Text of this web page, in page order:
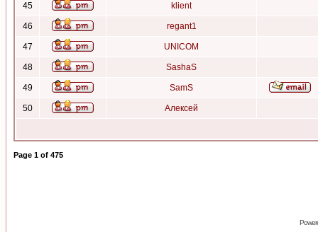
45 klient
46 regant1
47 UNICOM
48 SashaS
49 SamS
50 Алексей
Page 1 of 475